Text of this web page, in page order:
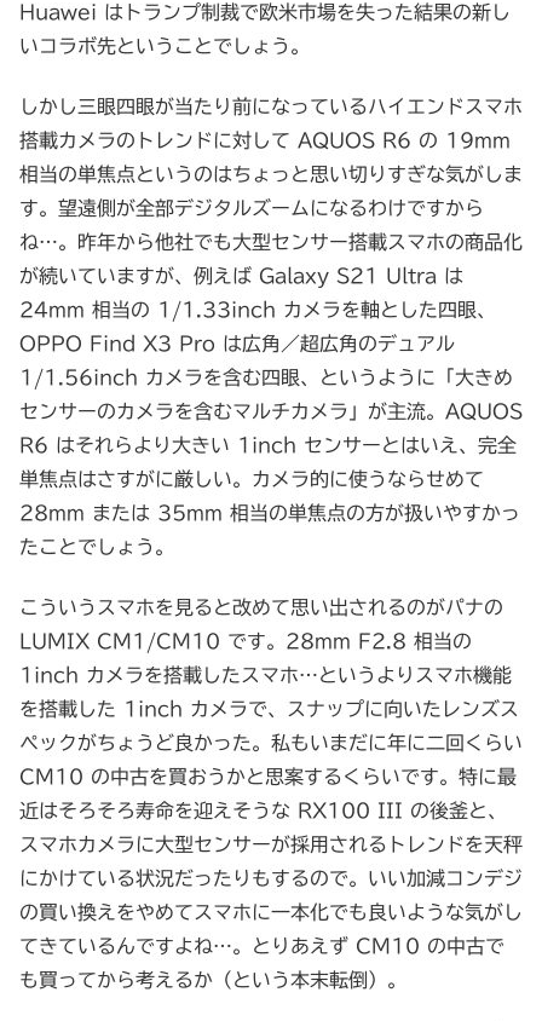
Huawei はトランプ制裁で欧米市場を失った結果の新し
いコラボ先ということでしょう。
しかし三眼四眼が当たり前になっているハイエンドスマホ
搭載カメラのトレンドに対して AQUOS R6 の 19mm
相当の単焦点というのはちょっと思い切りすぎな気がしま
す。望遠側が全部デジタルズームになるわけですから
ね…。昨年から他社でも大型センサー搭載スマホの商品化
が続いていますが、例えば Galaxy S21 Ultra は
24mm 相当の 1/1.33inch カメラを軸とした四眼、
OPPO Find X3 Pro は広角／超広角のデュアル
1/1.56inch カメラを含む四眼、というように「大きめ
センサーのカメラを含むマルチカメラ」が主流。AQUOS
R6 はそれらより大きい 1inch センサーとはいえ、完全
単焦点はさすがに厳しい。カメラ的に使うならせめて
28mm または 35mm 相当の単焦点の方が扱いやすかっ
たことでしょう。
こういうスマホを見ると改めて思い出されるのがパナの
LUMIX CM1/CM10 です。28mm F2.8 相当の
1inch カメラを搭載したスマホ…というよりスマホ機能
を搭載した 1inch カメラで、スナップに向いたレンズス
ペックがちょうど良かった。私もいまだに年に二回くらい
CM10 の中古を買おうかと思案するくらいです。特に最
近はそろそろ寿命を迎えそうな RX100 III の後釜と、
スマホカメラに大型センサーが採用されるトレンドを天秤
にかけている状況だったりもするので。いい加減コンデジ
の買い換えをやめてスマホに一本化でも良いような気がし
てきているんですよね…。とりあえず CM10 の中古で
も買ってから考えるか（という本末転倒）。